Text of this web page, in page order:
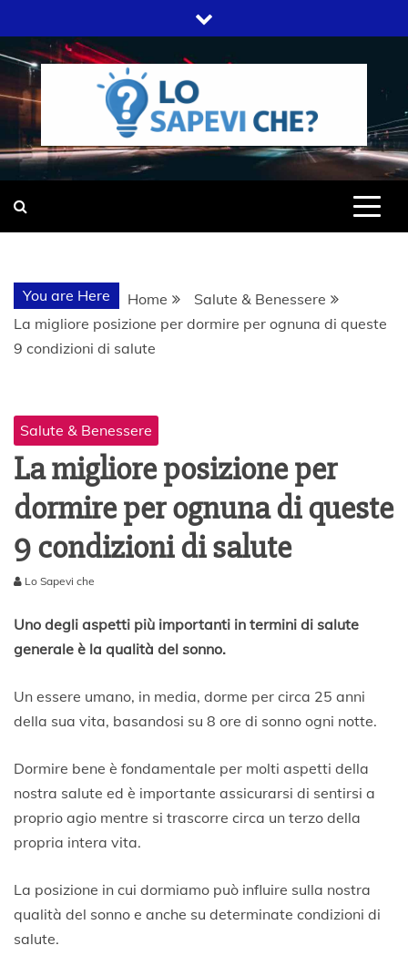
to
content
LO SAPEVI
CHE?
SITO WEB DEL GRUPPO LIFELIVE
You are Here Home
Salute & Benessere
La migliore posizione per dormire per ognuna di queste
9 condizioni di salute
Salute & Benessere
La migliore posizione per
dormire per ognuna di queste
9 condizioni di salute
4
e
b
a
o
0
2
Lo Sapevi che
Uno degli aspetti più importanti in termini di salute
generale è la qualità del sonno.
Un essere umano, in media, dorme per circa 25 anni
della sua vita, basandosi su 8 ore di sonno ogni notte.
Dormire bene è fondamentale per molti aspetti della
nostra salute ed è importante assicurarsi di sentirsi a
proprio agio mentre si trascorre circa un terzo della
propria intera vita.
La posizione in cui dormiamo può influire sulla nostra
qualità del sonno e anche su determinate condizioni di
salute.